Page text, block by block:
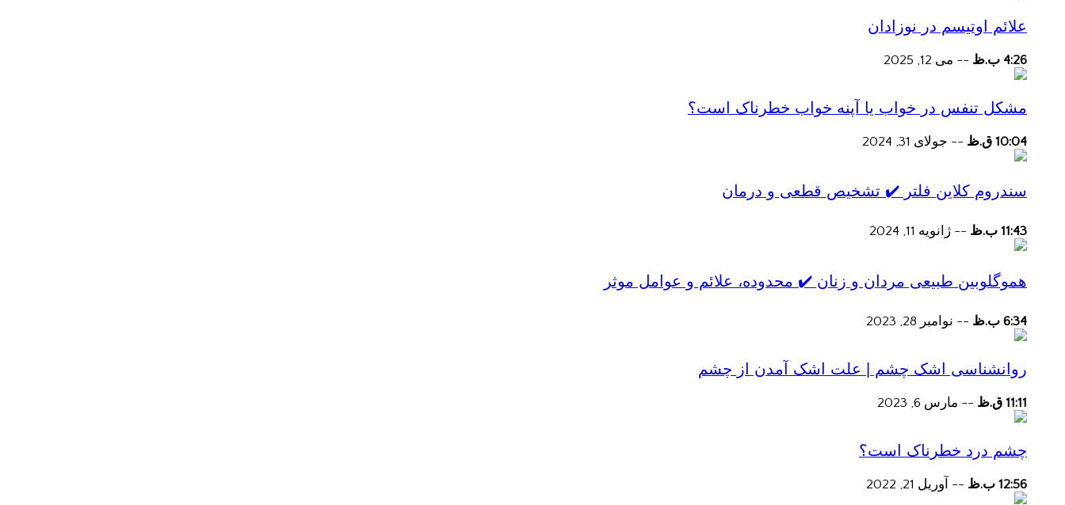
علائم اوتیسم در نوزادان
4:26 ب.ظ -- می 12, 2025
مشکل تنفس در خواب یا آپنه خواب خطرناک است؟
10:04 ق.ظ -- جولای 31, 2024
سندروم کلاین فلتر ✔️ تشخیص قطعی و درمان
11:43 ب.ظ -- ژانویه 11, 2024
هموگلوبین طبیعی مردان و زنان ✔️ محدوده، علائم و عوامل موثر
6:34 ب.ظ -- نوامبر 28, 2023
روانشناسی اشک چشم | علت اشک آمدن از چشم
11:11 ق.ظ -- مارس 6, 2023
چشم درد خطرناک است؟
12:56 ب.ظ -- آوریل 21, 2022